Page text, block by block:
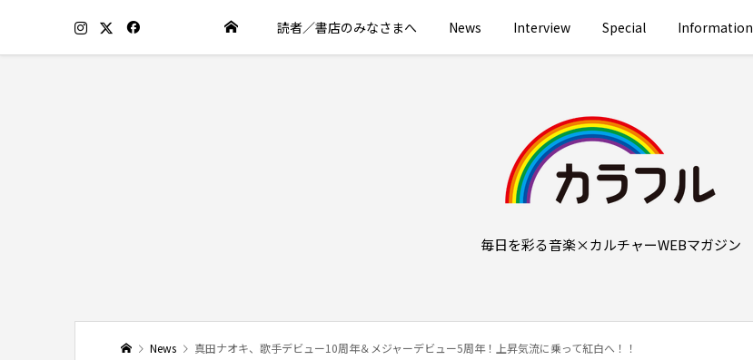
読者／書店のみなさまへ News Interview Special Information
毎日を彩る音楽×カルチャーWEBマガジン
News 真田ナオキ、歌手デビュー10周年＆メジャーデビュー5周年！上昇気流に乗って紅白へ！！